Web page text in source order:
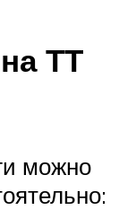
ТТ
можно